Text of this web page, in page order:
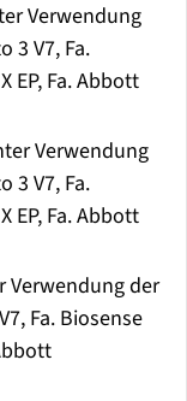
Verwendung
3 V7, Fa.
EP, Fa. Abbott
Verwendung
3 V7, Fa.
EP, Fa. Abbott
Verwendung der
Fa. Biosense